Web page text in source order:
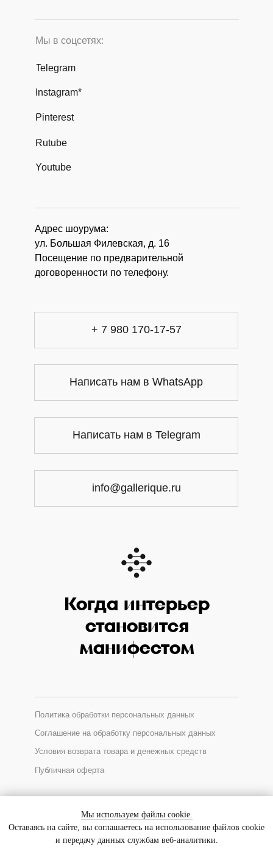
Адрес шоурума:
ул. Большая Филевская, д. 16
Посещение по предварительной
договоренности по телефону.
Мы в соцсетях:
*Соцсеть Instagram запрещена в России, принадлежит Meta
Публичная оферта
Условия возврата товара и денежных средств
Соглашение на обработку персональных данных
Политика обработки персональных данных
Instagram*
Telegram
Когда интерьер
становится
манифестом
+ 7 980 170-17-57
Написать нам в WhatsApp
info@gallerique.ru
Написать нам в Telegram
Pinterest
Rutube
Youtube
Мы используем файлы cookie.
Оставаясь на сайте, вы соглашаетесь на использование файлов cookie
и передачу данных службам веб-аналитики.